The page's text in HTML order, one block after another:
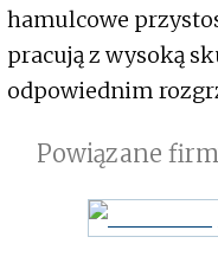
hamulcowe
pracują z wysoką
odpowiednim
Powiązane